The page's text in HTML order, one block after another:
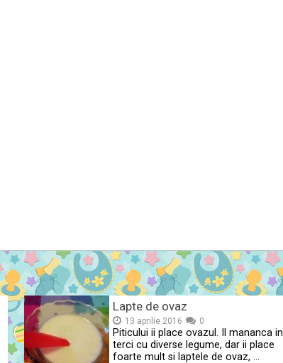
Lapte de ovaz
13 aprilie 2016 0
Piticului ii place ovazul. Il mananca in
terci cu diverse legume, dar ii place
foarte mult si laptele de ovaz, …